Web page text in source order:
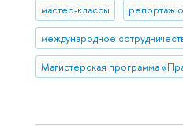
мастер-классы репортаж
международное
Магистерская программа